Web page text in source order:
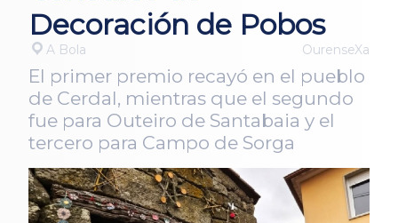
Decoración de Pobos
A Bola OurenseXa
El primer premio recayó en el pueblo
de Cerdal, mientras que el segundo
fue para Outeiro de Santabaia y el
tercero para Campo de Sorga